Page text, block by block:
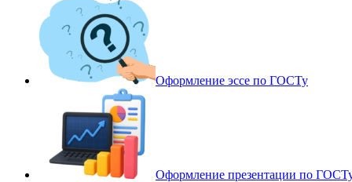
Оформление эссе по ГОСТу
Оформление презентации по